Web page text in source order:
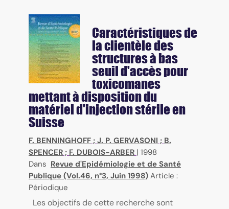
Caractéristiques de
la clientèle des
structures à bas
seuil d'accès pour
toxicomanes
mettant à disposition du
matériel d'injection stérile en
Suisse
F. BENNINGHOFF ; J. P. GERVASONI ; B.
SPENCER ; F. DUBOIS-ARBER | 1998
Dans Revue d'Epidémiologie et de Santé
Publique (Vol.46, n°3, Juin 1998) Article :
Périodique
Les objectifs de cette recherche sont